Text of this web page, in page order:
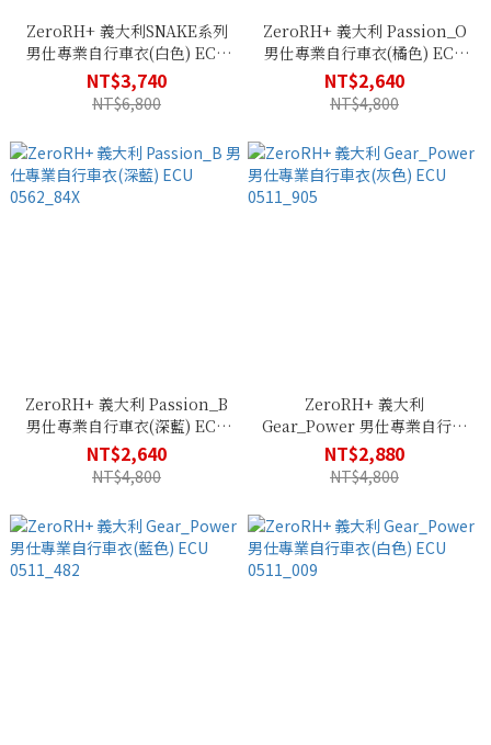
ZeroRH+ 義大利SNAKE系列
男仕專業自行車衣(白色) ECU
0707_90P
NT$3,740
NT$6,800
ZeroRH+ 義大利 Passion_O
男仕專業自行車衣(橘色) ECU
0562_36B
NT$2,640
NT$4,800
ZeroRH+ 義大利 Passion_B
男仕專業自行車衣(深藍) ECU
0562_84X
NT$2,640
NT$4,800
ZeroRH+ 義大利
Gear_Power 男仕專業自行車
衣(灰色) ECU 0511_905
NT$2,880
NT$4,800